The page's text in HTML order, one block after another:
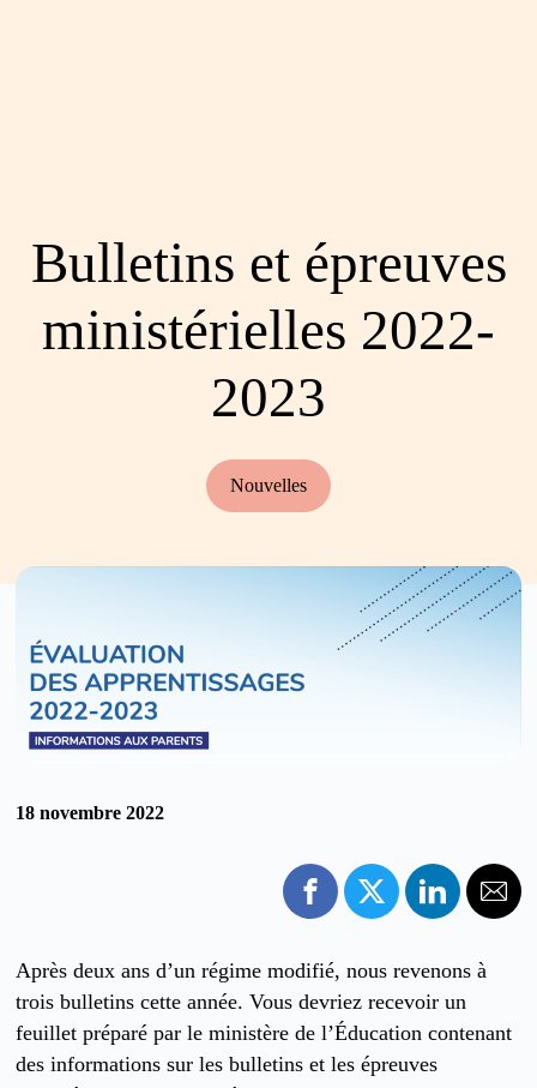
Bulletins et épreuves
ministérielles 2022-
2023
Nouvelles
18 novembre 2022
Après deux ans d’un régime modifié, nous revenons à
trois bulletins cette année. Vous devriez recevoir un
feuillet préparé par le ministère de l’Éducation contenant
des informations sur les bulletins et les épreuves